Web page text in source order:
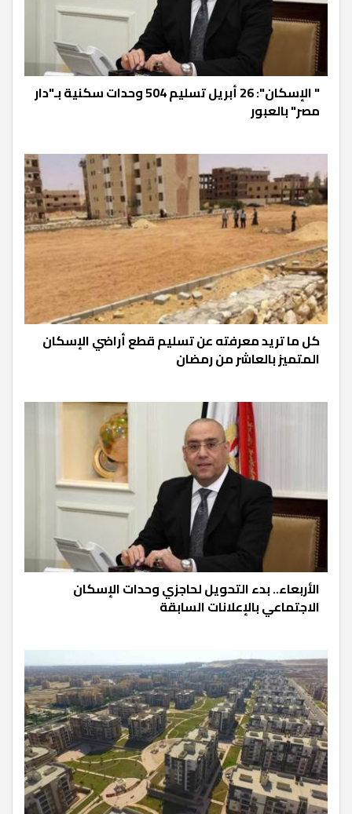
" الإسكان": 26 أبريل تسليم 504 وحدات سكنية بـ"دار
مصر" بالعبور
كل ما تريد معرفته عن تسليم قطع أراضي الإسكان
المتميز بالعاشر من رمضان
الأربعاء.. بدء التحويل لحاجزي وحدات الإسكان
الاجتماعي بالإعلانات السابقة